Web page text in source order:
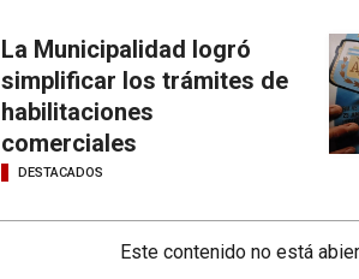
La Municipalidad logró
simplificar los trámites de
habilitaciones
comerciales
DESTACADOS
Este contenido no está